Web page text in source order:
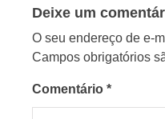
Deixe um
O seu endereço de e-
Campos obrigatórios
Comentário *